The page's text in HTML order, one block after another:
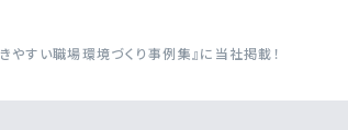
やすい職場環境づくり事例集』に当社掲載！